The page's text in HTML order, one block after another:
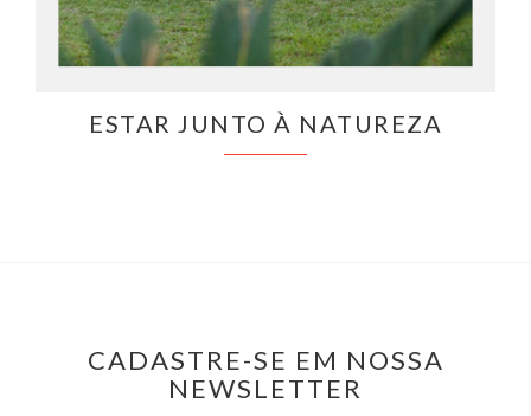
ESTAR JUNTO À NATUREZA
CADASTRE-SE EM NOSSA
NEWSLETTER